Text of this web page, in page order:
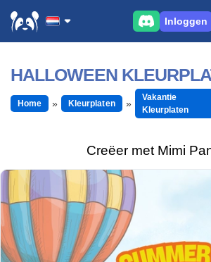
Inloggen
HALLOWEEN
Home Kleurplaten
Vakantie
Kleurplaten
Creëer met Mimi